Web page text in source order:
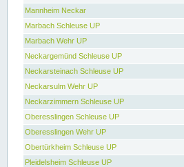
Mannheim Neckar
Marbach Schleuse UP
Marbach Wehr UP
Neckargemünd Schleuse UP
Neckarsteinach Schleuse UP
Neckarsulm Wehr UP
Neckarzimmern Schleuse UP
Oberesslingen Schleuse UP
Oberesslingen Wehr UP
Obertürkheim Schleuse UP
Pleidelsheim Schleuse UP